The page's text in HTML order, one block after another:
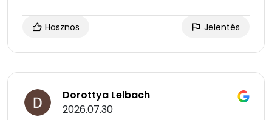
Hasznos Jelentés
Dorottya Lelbach
2026.07.30